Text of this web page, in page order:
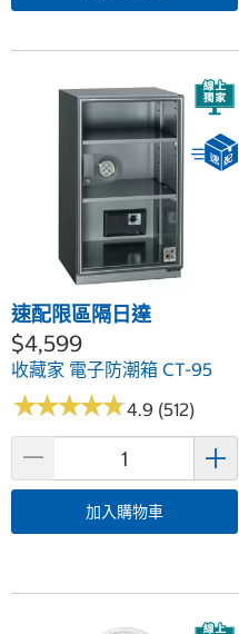
速配限區隔日達
$4,599
收藏家 電子防潮箱 CT-95
★★★★★
★★★★★4.9 (512)
加入購物車